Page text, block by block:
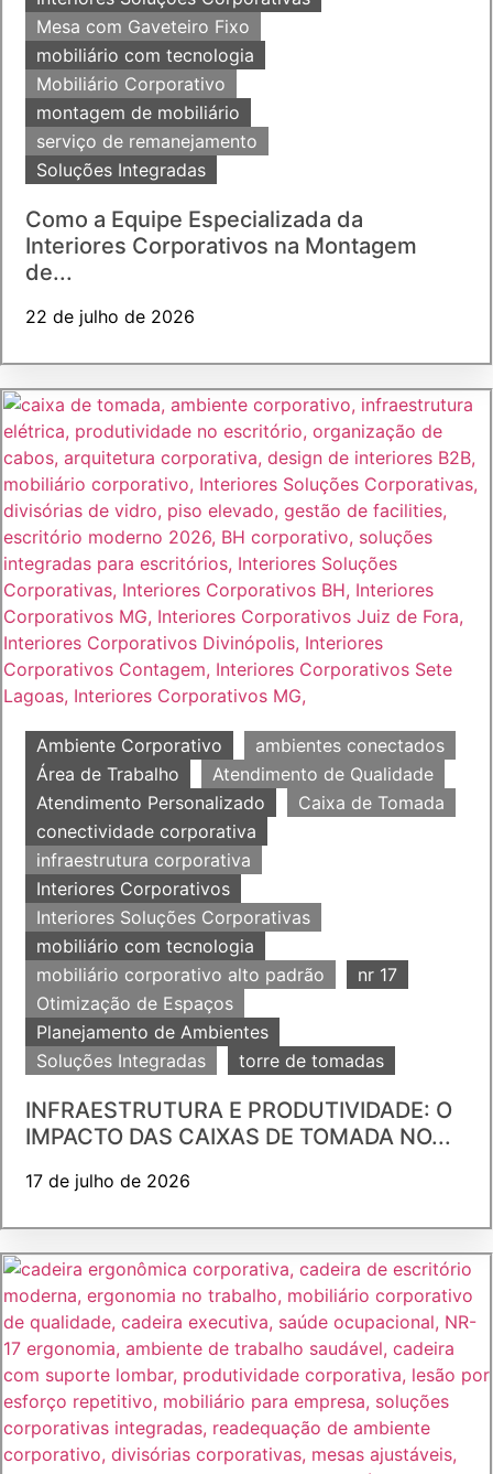
Mesa com Gaveteiro Fixo
mobiliário com tecnologia
Mobiliário Corporativo
montagem de mobiliário
serviço de remanejamento
Soluções Integradas
Como a Equipe Especializada da
Interiores Corporativos na Montagem
de...
22 de julho de 2026
Ambiente Corporativo
ambientes conectados
Área de Trabalho
Atendimento de Qualidade
Atendimento Personalizado
Caixa de Tomada
conectividade corporativa
infraestrutura corporativa
Interiores Corporativos
Interiores Soluções Corporativas
mobiliário com tecnologia
mobiliário corporativo alto padrão
nr 17
Otimização de Espaços
Planejamento de Ambientes
Soluções Integradas
torre de tomadas
INFRAESTRUTURA E PRODUTIVIDADE: O
IMPACTO DAS CAIXAS DE TOMADA NO...
17 de julho de 2026